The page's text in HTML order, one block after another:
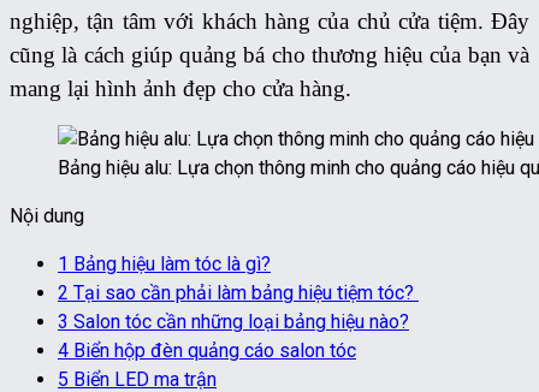
nghiệp, tận tâm với khách hàng của chủ cửa tiệm. Đây
cũng là cách giúp quảng bá cho thương hiệu của bạn và
mang lại hình ảnh đẹp cho cửa hàng.
Bảng hiệu alu: Lựa chọn thông minh cho quảng cáo hiệu
Nội dung
1 Bảng hiệu làm tóc là gì?
2 Tại sao cần phải làm bảng hiệu tiệm tóc?
3 Salon tóc cần những loại bảng hiệu nào?
4 Biển hộp đèn quảng cáo salon tóc
5 Biển LED ma trận